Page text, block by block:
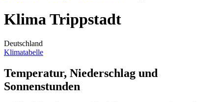
Klima Trippstadt
Deutschland
Klimatabelle
Temperatur, Niederschlag und
Sonnenstunden